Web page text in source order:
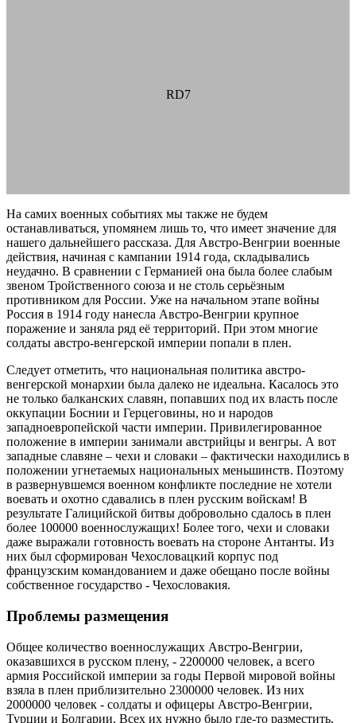
RD7
На самих военных событиях мы также не будем
останавливаться, упомянем лишь то, что имеет значение для
нашего дальнейшего рассказа. Для Австро-Венгрии военные
действия, начиная с кампании 1914 года, складывались
неудачно. В сравнении с Германией она была более слабым
звеном Тройственного союза и не столь серьёзным
противником для России. Уже на начальном этапе войны
Россия в 1914 году нанесла Австро-Венгрии крупное
поражение и заняла ряд её территорий. При этом многие
солдаты австро-венгерской империи попали в плен.
Следует отметить, что национальная политика австро-
венгерской монархии была далеко не идеальна. Касалось это
не только балканских славян, попавших под их власть после
оккупации Боснии и Герцеговины, но и народов
западноевропейской части империи. Привилегированное
положение в империи занимали австрийцы и венгры. А вот
западные славяне – чехи и словаки – фактически находились в
положении угнетаемых национальных меньшинств. Поэтому
в развернувшемся военном конфликте последние не хотели
воевать и охотно сдавались в плен русским войскам! В
результате Галицийской битвы добровольно сдалось в плен
более 100000 военнослужащих! Более того, чехи и словаки
даже выражали готовность воевать на стороне Антанты. Из
них был сформирован Чехословацкий корпус под
французским командованием и даже обещано после войны
собственное государство - Чехословакия.
Проблемы размещения
Общее количество военнослужащих Австро-Венгрии,
оказавшихся в русском плену, - 2200000 человек, а всего
армия Российской империи за годы Первой мировой войны
взяла в плен приблизительно 2300000 человек. Из них
2000000 человек - солдаты и офицеры Австро-Венгрии,
Турции и Болгарии. Всех их нужно было где-то разместить,